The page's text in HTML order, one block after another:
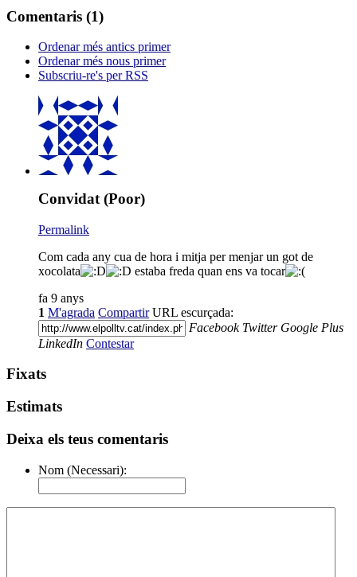
Comentaris (1)
Ordenar més antics primer
Ordenar més nous primer
Subscriu-re's per RSS
Convidat (Poor)
Permalink
Com cada any cua de hora i mitja per menjar un got de
xocolata
estaba freda quan ens va tocar
fa 9 anys
1 M'agrada Compartir URL escurçada:
Facebook Twitter Google Plus
LinkedIn Contestar
Fixats
Estimats
Deixa els teus comentaris
Nom (Necessari):